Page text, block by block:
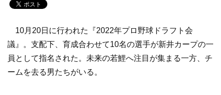
10月20日に行われた『2022年プロ野球ドラフト会
議』。支配下、育成合わせて10名の選手が新井カープの一
員として指名された。未来の若鯉へ注目が集まる一方、チ
ームを去る男たちがいる。